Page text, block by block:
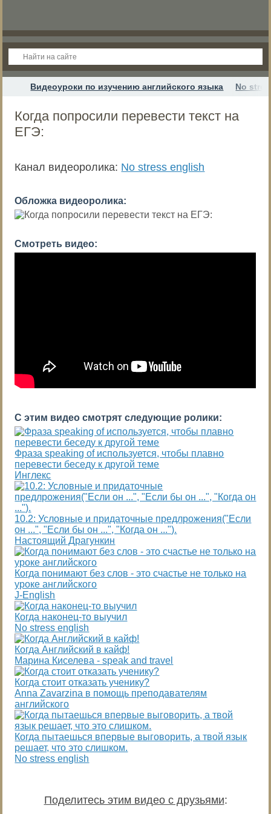
Видеоуроки по изучению английского языка No
Когда попросили перевести текст на
ЕГЭ:
Канал видеоролика: No stress english
Обложка видеоролика:
Смотреть видео:
С этим видео смотрят следующие ролики:
Фраза speaking of используется, чтобы плавно
перевести беседу к другой теме
Инглекс
10.2: Условные и придаточные предлрожения("Если
он ...", "Если бы он ...", "Когда он ...").
Настоящий Драгункин
Когда понимают без слов - это счастье не только на
уроке английского
J-English
Когда наконец-то выучил
No stress english
Когда Английский в кайф!
Марина Киселева - speak and travel
Когда стоит отказать ученику?
Anna Zavarzina в помощь преподавателям
английского
Когда пытаешься впервые выговорить, а твой язык
решает, что это слишком.
No stress english
Поделитесь этим видео с друзьями: